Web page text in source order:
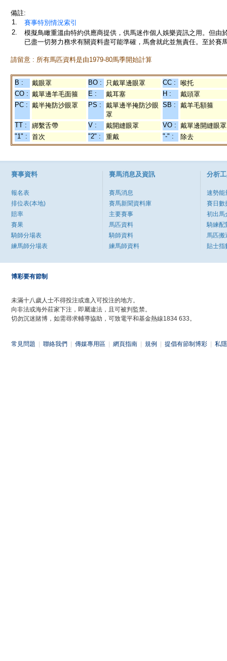
備註:
1.
賽事特別情況索引
2.
模擬鳥瞰重溫由特約供應商提供，供馬迷作個人娛樂資訊之用。但
已盡一切努力務求有關資料盡可能準確，馬會就此並無責任。至於賽
請留意 : 所有馬匹資料是由1979-80馬季開始計算
B : 戴眼罩 BO : 只戴單邊眼罩 CC :
喉托
CO : 戴單邊羊毛面箍 E : 戴耳塞 H :
戴頭罩
PC : 戴半掩防沙眼罩 PS :
戴單邊半掩防沙眼
罩
SB : 戴羊毛額箍
TT : 綁繫舌帶 V : 戴開縫眼罩 VO : 戴單邊開縫眼罩
"1" :
首次 "2" : 重戴 "-" : 除去
賽事資料
報名表
排位表(本地)
賠率
賽果
騎師分場表
練馬師分場表
賽馬消息及資訊
賽馬消息
賽馬新聞資料庫
主要賽事
馬匹資料
騎師資料
練馬師資料
分析
速勢能
賽日數
初出馬
騎練配
馬匹搬
貼士指
博彩要有節制
未滿十八歲人士不得投注或進入可投注的地方。
向非法或海外莊家下注，即屬違法，且可被判監禁。
切勿沉迷賭博，如需尋求輔導協助，可致電平和基金熱線1834 633。
常見問題 聯絡我們 傳媒專用區 網頁指南 規例 提倡有節制博彩 私